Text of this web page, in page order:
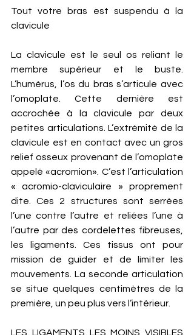
Tout votre bras est suspendu à la
clavicule
La clavicule est le seul os reliant le
membre supérieur et le buste.
L’humérus, l’os du bras s’articule avec
l’omoplate. Cette dernière est
accrochée à la clavicule par deux
petites articulations. L’extrémité de la
clavicule est en contact avec un gros
relief osseux provenant de l’omoplate
appelé «acromion». C’est l’articulation
« acromio-claviculaire » proprement
dite. Ces 2 structures sont serrées
l’une contre l’autre et reliées l’une à
l’autre par des cordelettes fibreuses,
les ligaments. Ces tissus ont pour
mission de guider et de limiter les
mouvements. La seconde articulation
se situe quelques centimètres de la
première, un peu plus vers l’intérieur.
LES LIGAMENTS LES MOINS VISIBLES